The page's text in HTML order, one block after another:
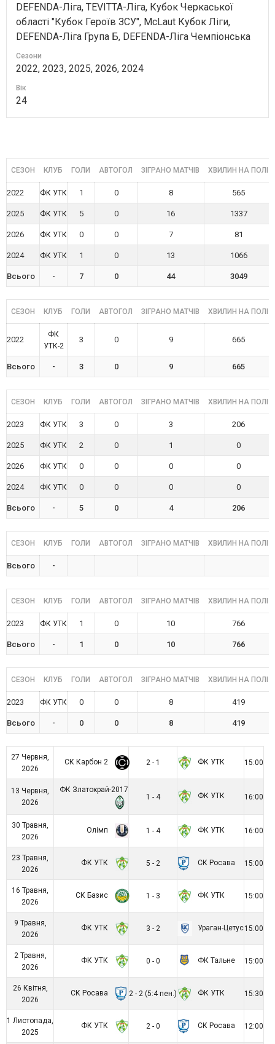
DEFENDA-Ліга, TEVITTA-Ліга, Кубок Черкаської
області "Кубок Героїв ЗСУ", McLaut Кубок Ліги,
DEFENDA-Ліга Група Б, DEFENDA-Ліга Чемпіонська
Сезони
2022, 2023, 2025, 2026, 2024
Вік
24
СЕЗОН КЛУБ ГОЛИ АВТОГОЛ ЗІГРАНО МАТЧІВ ХВИЛИН НА ПОЛІ
2022 ФК УТК 1 0 8 565
2025 ФК УТК 5 0 16 1337
2026 ФК УТК 0 0 7 81
2024 ФК УТК 1 0 13 1066
Всього - 7 0 44 3049
СЕЗОН КЛУБ ГОЛИ АВТОГОЛ ЗІГРАНО МАТЧІВ ХВИЛИН НА ПОЛІ
2022
ФК
УТК-2
3 0 9 665
Всього - 3 0 9 665
СЕЗОН КЛУБ ГОЛИ АВТОГОЛ ЗІГРАНО МАТЧІВ ХВИЛИН НА ПОЛІ
2023 ФК УТК 3 0 3 206
2025 ФК УТК 2 0 1 0
2026 ФК УТК 0 0 0 0
2024 ФК УТК 0 0 0 0
Всього - 5 0 4 206
СЕЗОН КЛУБ ГОЛИ АВТОГОЛ ЗІГРАНО МАТЧІВ ХВИЛИН НА ПОЛІ
Всього -
СЕЗОН КЛУБ ГОЛИ АВТОГОЛ ЗІГРАНО МАТЧІВ ХВИЛИН НА ПОЛІ
2023 ФК УТК 1 0 10 766
Всього - 1 0 10 766
СЕЗОН КЛУБ ГОЛИ АВТОГОЛ ЗІГРАНО МАТЧІВ ХВИЛИН НА ПОЛІ
2023 ФК УТК 0 0 8 419
Всього - 0 0 8 419
27 Червня,
2026
СК Карбон 2 2 - 1 ФК УТК 15:00
13 Червня,
2026
ФК Златокрай-2017
1 - 4
ФК УТК 16:00
30 Травня,
2026
Олімп 1 - 4 ФК УТК 16:00
23 Травня,
2026
ФК УТК 5 - 2 СК Росава 15:00
16 Травня,
2026
СК Базис 1 - 3 ФК УТК 15:00
9 Травня,
2026
ФК УТК 3 - 2 Ураган-Цетус15:00
2 Травня,
2026
ФК УТК 0 - 0 ФК Тальне 15:00
26 Квітня,
2026
СК Росава 2 - 2 (5:4 пен.) ФК УТК 15:30
1 Листопада,
2025
ФК УТК 2 - 0 СК Росава 12:00